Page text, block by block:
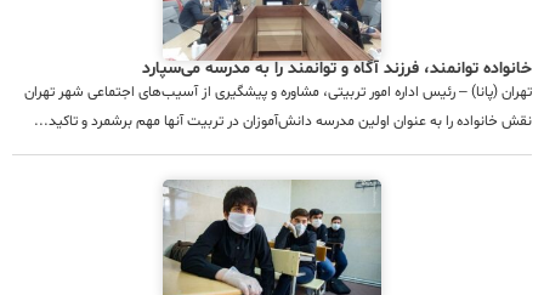
خانواده توانمند، فرزند آگاه و توانمند را به مدرسه می‌سپارد
تهران (پانا) – رئیس اداره امور تربیتی، مشاوره و پیشگیری از آسیب‌های اجتماعی شهر تهران
نقش خانواده را به عنوان اولین مدرسه دانش‌‌آموزان در تربیت آنها مهم برشمرد و تاکید...